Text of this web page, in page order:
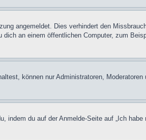
angemeldet. Dies verhindert den
an einem öffentlichen Computer, zum
können nur Administratoren,
du auf der Anmelde-Seite auf „Ich